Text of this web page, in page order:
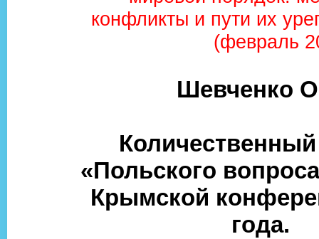
конфликты и пути их
(февраль
Шевченко
«Польского
Крымской
года.